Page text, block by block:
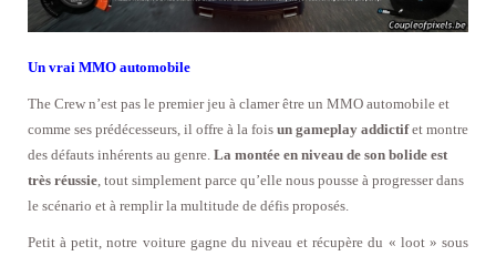
Un vrai MMO automobile
The Crew n’est pas le premier jeu à clamer être un MMO automobile et
comme ses prédécesseurs, il offre à la fois un gameplay addictifet montre
des défauts inhérents au genre. La montée en niveau de son bolide est
très réussie, tout simplement parce qu’elle nous pousse à progresser dans
le scénario et à remplir la multitude de défis proposés.
Petit à petit, notre voiture gagne du niveau et récupère du « loot » sous